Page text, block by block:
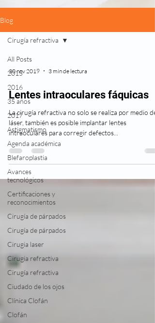
Blog
All Posts
2015
2016
35 años
2017
Astigmatismo
Agenda académica
Blefaroplastia
Avances
tecnológicos
Certificaciones y
reconocimientos
Cirugía de párpados
Cirugía de párpados
Cirugia laser
Cirugia refractiva
Cirugía refractiva
Ciudado de los ojos
Clínica Clofán
Clofán
Cirugía refractiva
30 nov 2019 3 min de lectura
Lentes intraoculares fáquicas
La cirugía refractiva no solo se realiza por medio de
láser, también es posible implantar lentes
intraoculares para corregir defectos...